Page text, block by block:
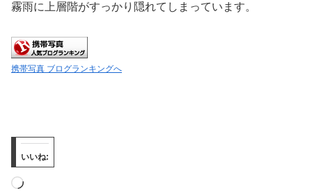
霧雨に上層階がすっかり隠れてしまっています。
携帯写真 ブログランキングへ
いいね:
読